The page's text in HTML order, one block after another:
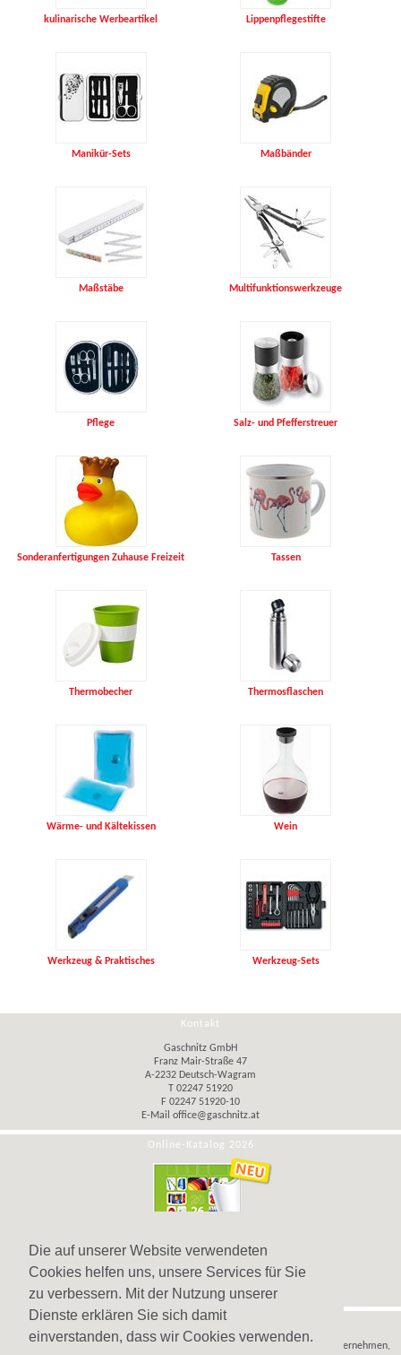
Die auf unserer Website verwendeten
Cookies helfen uns, unsere Services für Sie
zu verbessern. Mit der Nutzung unserer
Dienste erklären Sie sich damit
einverstanden, dass wir Cookies verwenden.
kulinarische Werbeartikel Lippenpflegestifte
Manikür-Sets Maßbänder
Maßstäbe Multifunktionswerkzeuge
Pflege Salz- und Pfefferstreuer
Sonderanfertigungen Zuhause Freizeit Tassen
Thermobecher Thermosflaschen
Wärme- und Kältekissen Wein
Werkzeug & Praktisches Werkzeug-Sets
Kontakt
Gaschnitz GmbH
Franz Mair-Straße 47
A-2232 Deutsch-Wagram
T 02247 51920
F 02247 51920-10
E-Mail office@gaschnitz.at
Online-Katalog 2026
Hinweis
Werbeartikel
nur an Unternehmen,